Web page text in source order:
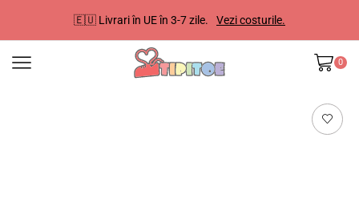
🇪🇺 Livrari în UE în 3-7 zile. Vezi costurile.
0